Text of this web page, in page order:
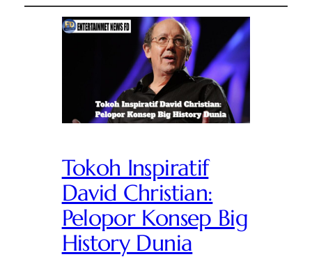
Tokoh Inspiratif
David Christian:
Pelopor Konsep Big
History Dunia